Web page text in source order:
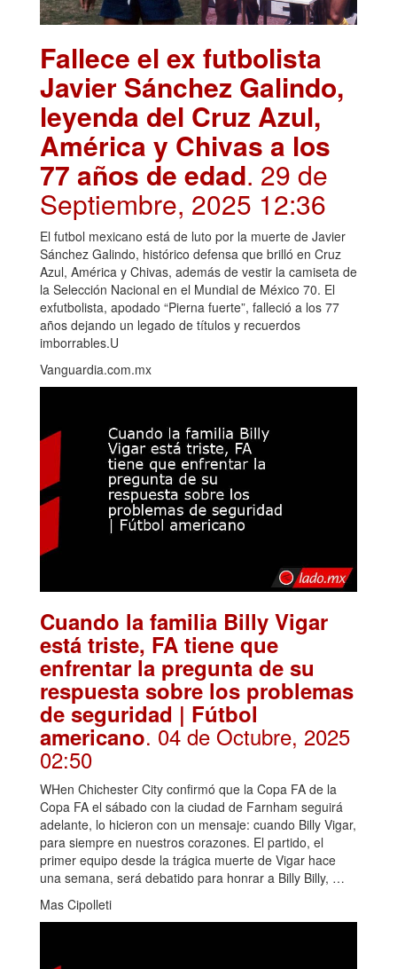
Fallece el ex futbolista
Javier Sánchez Galindo,
leyenda del Cruz Azul,
América y Chivas a los
77 años de edad. 29 de
Septiembre, 2025 12:36
El futbol mexicano está de luto por la muerte de Javier
Sánchez Galindo, histórico defensa que brilló en Cruz
Azul, América y Chivas, además de vestir la camiseta de
la Selección Nacional en el Mundial de México 70. El
exfutbolista, apodado “Pierna fuerte”, falleció a los 77
años dejando un legado de títulos y recuerdos
imborrables.U
Vanguardia.com.mx
Cuando la familia Billy Vigar
está triste, FA tiene que
enfrentar la pregunta de su
respuesta sobre los problemas
de seguridad | Fútbol
americano. 04 de Octubre, 2025
02:50
WHen Chichester City confirmó que la Copa FA de la
Copa FA el sábado con la ciudad de Farnham seguirá
adelante, lo hicieron con un mensaje: cuando Billy Vigar,
para siempre en nuestros corazones. El partido, el
primer equipo desde la trágica muerte de Vigar hace
una semana, será debatido para honrar a Billy Billy, …
Mas Cipolleti